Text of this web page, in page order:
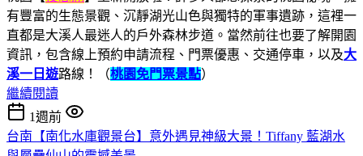
有豐富的生態景觀、沉靜湖光山色與獨特的軍事遺跡，這裡一
直都是大溪人最迷人的戶外森林步道。當然前往也要了解開園
資訊，包含線上預約申請流程、門票優惠、交通停車，以及大
溪一日遊路線！（桃園免門票景點）
繼續閱讀
1週前
台南【南化水庫觀景台】意外遇見神級大景！Tiffany 藍湖水